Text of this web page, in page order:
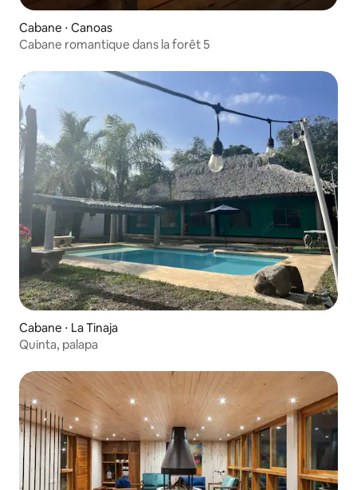
Cabane ⋅ Canoas
Cabane romantique dans la forêt 5
Cabane ⋅ La Tinaja
Quinta, palapa